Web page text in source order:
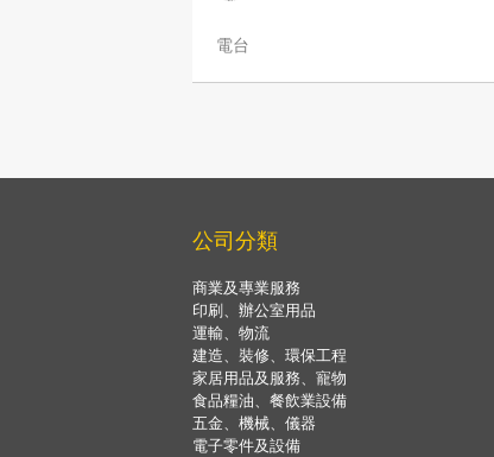
電台
公司分類
商業及專業服務
印刷、辦公室用品
運輸、物流
建造、裝修、環保工程
家居用品及服務、寵物
食品糧油、餐飲業設備
五金、機械、儀器
電子零件及設備